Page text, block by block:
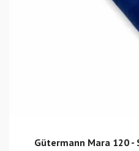
Gütermann Mara 120 -